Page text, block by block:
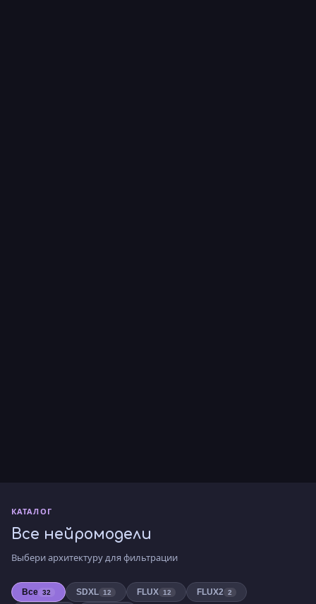
КАТАЛОГ
Все нейромодели
Выбери архитектуру для фильтрации
Все 32 SDXL 12 FLUX 12 FLUX2 2